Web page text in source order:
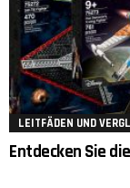
LEITFÄDEN UND
Entdecken Sie